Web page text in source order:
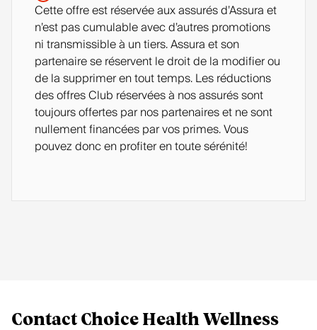
Cette offre est réservée aux assurés d’Assura et
n’est pas cumulable avec d’autres promotions
ni transmissible à un tiers. Assura et son
partenaire se réservent le droit de la modifier ou
de la supprimer en tout temps. Les réductions
des offres Club réservées à nos assurés sont
toujours offertes par nos partenaires et ne sont
nullement financées par vos primes. Vous
pouvez donc en profiter en toute sérénité!
Contact Choice Health Wellness